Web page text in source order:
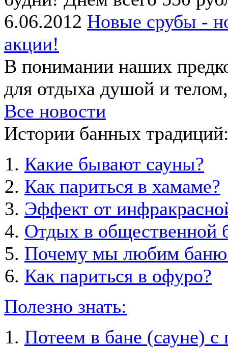
6.06.2012 Новые срубы -
акции!
В понимании наших
для отдыха душой и
Все новости
Истории банных
Какие бывают сауны?
Как париться в хамаме?
Эффект от
Отдых в общественной
Почему мы любим
Как париться в офуро?
Полезно знать:
Потеем в бане (сауне) с